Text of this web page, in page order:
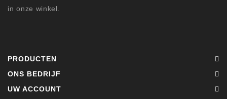
in onze winkel.
PRODUCTEN
ONS BEDRIJF
UW ACCOUNT